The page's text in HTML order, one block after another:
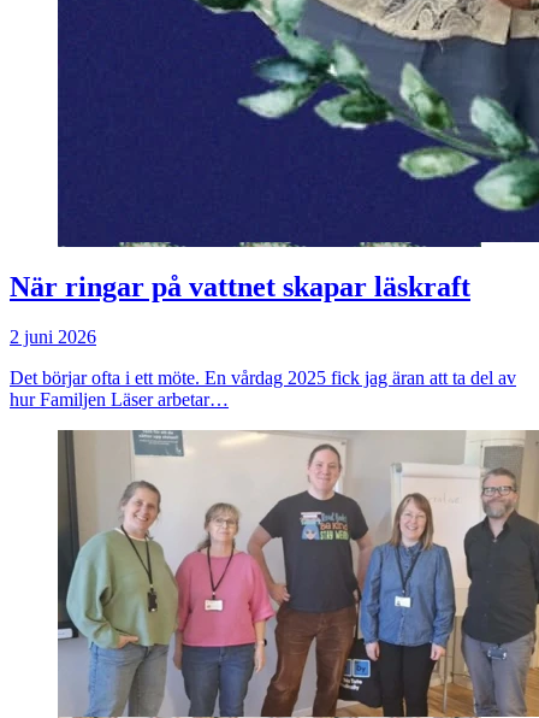
När ringar på vattnet skapar läskraft
2 juni 2026
Det börjar ofta i ett möte. En vårdag 2025 fick jag äran att ta del av
hur Familjen Läser arbetar…